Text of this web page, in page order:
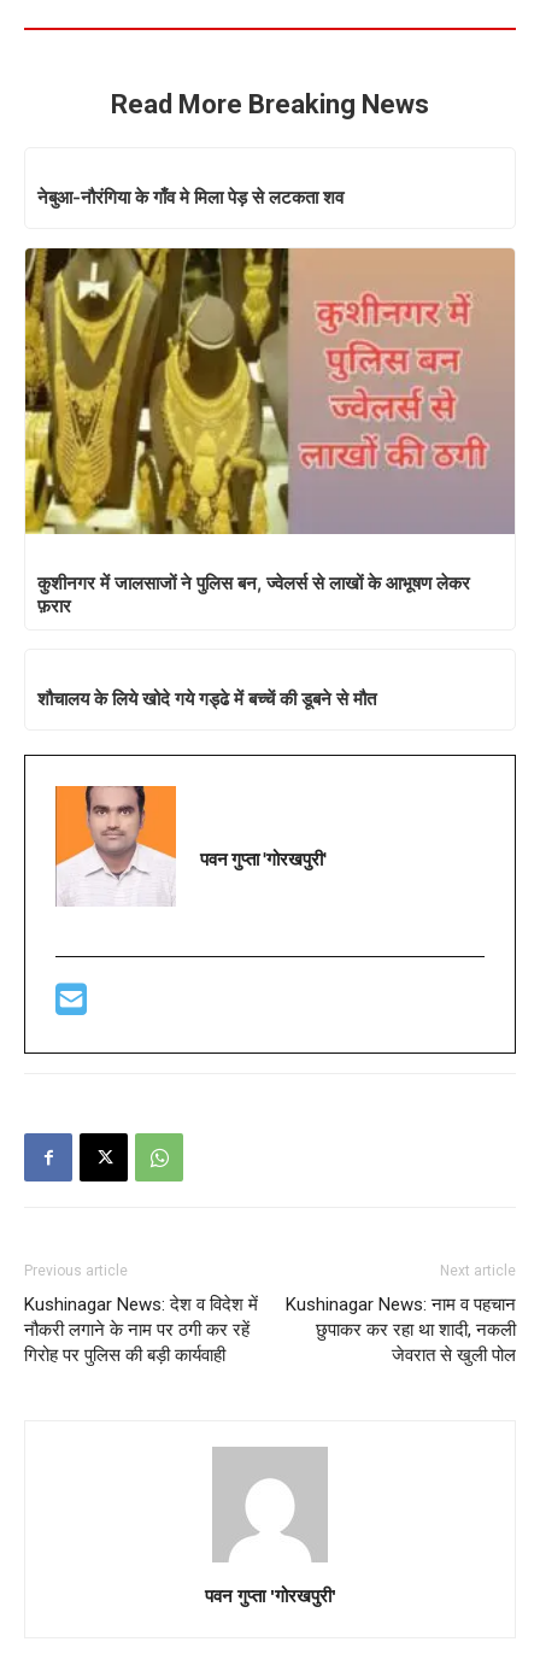
Read More Breaking News
नेबुआ-नौरंगिया के गाँव मे मिला पेड़ से लटकता शव
कुशीनगर में जालसाजों ने पुलिस बन, ज्वेलर्स से लाखों के आभूषण लेकर
फ़रार
शौचालय के लिये खोदे गये गड्ढे में बच्चें की डूबने से मौत
पवन गुप्ता 'गोरखपुरी'
Previous article
Kushinagar News: देश व विदेश में
नौकरी लगाने के नाम पर ठगी कर रहें
गिरोह पर पुलिस की बड़ी कार्यवाही
Next article
Kushinagar News: नाम व पहचान
छुपाकर कर रहा था शादी, नकली
जेवरात से खुली पोल
पवन गुप्ता 'गोरखपुरी'